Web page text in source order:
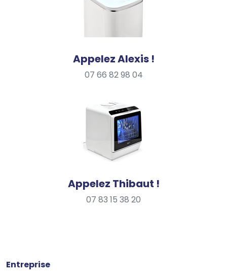
Appelez Alexis !
07 66 82 98 04
Appelez Thibaut !
07 83 15 38 20
Entreprise